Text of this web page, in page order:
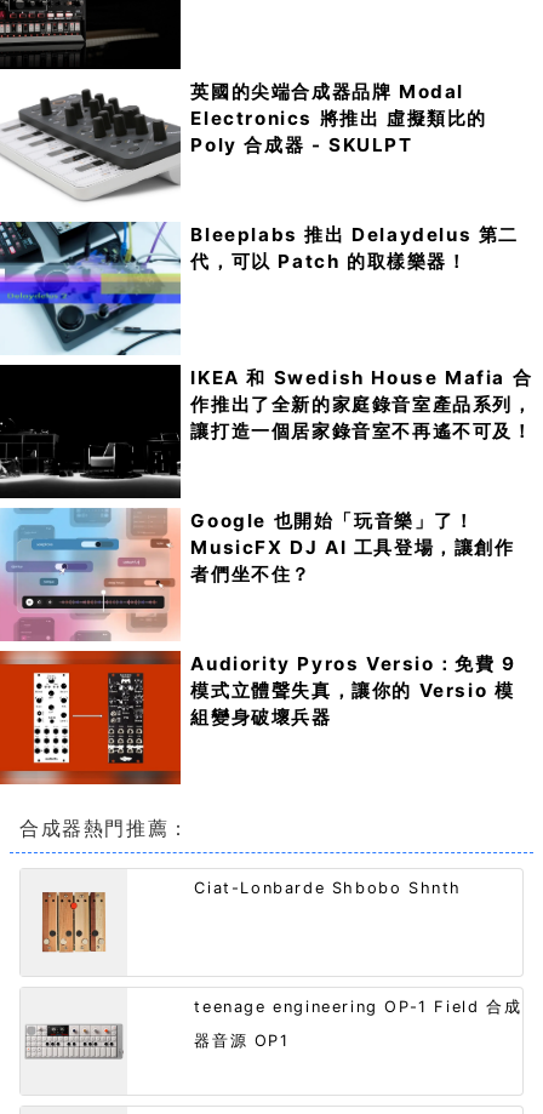
英國的尖端合成器品牌 Modal
Electronics 將推出 虛擬類比的
Poly 合成器 - SKULPT
Bleeplabs 推出 Delaydelus 第二
代，可以 Patch 的取樣樂器！
IKEA 和 Swedish House Mafia 合
作推出了全新的家庭錄音室產品系列，
讓打造一個居家錄音室不再遙不可及！
Google 也開始「玩音樂」了！
MusicFX DJ AI 工具登場，讓創作
者們坐不住？
Audiority Pyros Versio：免費 9
模式立體聲失真，讓你的 Versio 模
組變身破壞兵器
合成器熱門推薦：
Ciat-Lonbarde Shbobo Shnth
teenage engineering OP-1 Field 合成
器音源 OP1